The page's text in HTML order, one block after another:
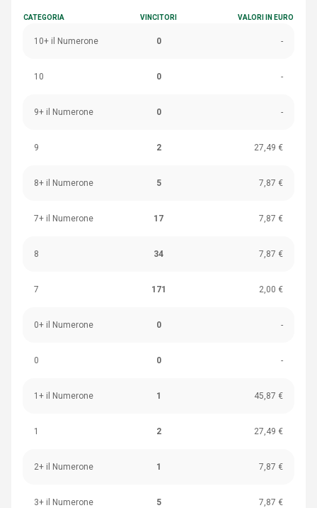
CATEGORIA VINCITORI VALORI IN EURO
10+ il Numerone 0 -
10 0 -
9+ il Numerone 0 -
9 2 27,49 €
8+ il Numerone 5 7,87 €
7+ il Numerone 17 7,87 €
8 34 7,87 €
7 171 2,00 €
0+ il Numerone 0 -
0 0 -
1+ il Numerone 1 45,87 €
1 2 27,49 €
2+ il Numerone 1 7,87 €
3+ il Numerone 5 7,87 €